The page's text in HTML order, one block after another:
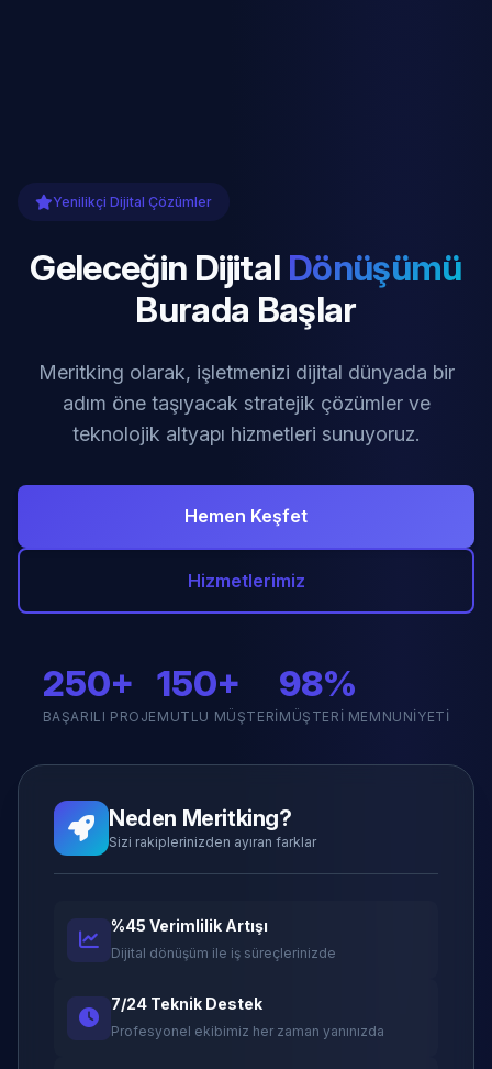
Yenilikçi Dijital Çözümler
Geleceğin Dijital Dönüşümü
Burada Başlar
Meritking olarak, işletmenizi dijital dünyada bir
adım öne taşıyacak stratejik çözümler ve
teknolojik altyapı hizmetleri sunuyoruz.
Hemen Keşfet
Hizmetlerimiz
250+
BAŞARILI PROJE
150+
MUTLU MÜŞTERI
98%
MÜŞTERI MEMNUNIYETI
Neden Meritking?
Sizi rakiplerinizden ayıran farklar
%45 Verimlilik Artışı
Dijital dönüşüm ile iş süreçlerinizde
7/24 Teknik Destek
Profesyonel ekibimiz her zaman yanınızda